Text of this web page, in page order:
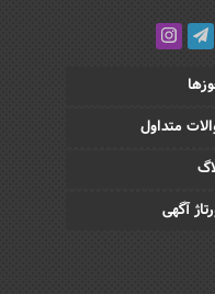
متداول
آگهی